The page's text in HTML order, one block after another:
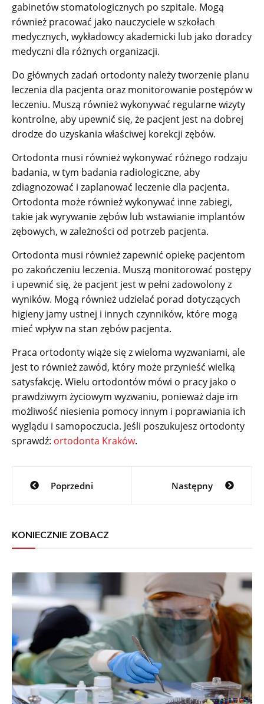
gabinetów stomatologicznych po szpitale. Mogą
również pracować jako nauczyciele w szkołach
medycznych, wykładowcy akademicki lub jako doradcy
medyczni dla różnych organizacji.
Do głównych zadań ortodonty należy tworzenie planu
leczenia dla pacjenta oraz monitorowanie postępów w
leczeniu. Muszą również wykonywać regularne wizyty
kontrolne, aby upewnić się, że pacjent jest na dobrej
drodze do uzyskania właściwej korekcji zębów.
Ortodonta musi również wykonywać różnego rodzaju
badania, w tym badania radiologiczne, aby
zdiagnozować i zaplanować leczenie dla pacjenta.
Ortodonta może również wykonywać inne zabiegi,
takie jak wyrywanie zębów lub wstawianie implantów
zębowych, w zależności od potrzeb pacjenta.
Ortodonta musi również zapewnić opiekę pacjentom
po zakończeniu leczenia. Muszą monitorować postępy
i upewnić się, że pacjent jest w pełni zadowolony z
wyników. Mogą również udzielać porad dotyczących
higieny jamy ustnej i innych czynników, które mogą
mieć wpływ na stan zębów pacjenta.
Praca ortodonty wiąże się z wieloma wyzwaniami, ale
jest to również zawód, który może przynieść wielką
satysfakcję. Wielu ortodontów mówi o pracy jako o
prawdziwym życiowym wyzwaniu, ponieważ daje im
możliwość niesienia pomocy innym i poprawiania ich
wyglądu i samopoczucia. Jeśli poszukujesz ortodonty
sprawdź: ortodonta Kraków.
Nawigacja
wpisuPoprzedni Następny
KONIECZNIE ZOBACZ